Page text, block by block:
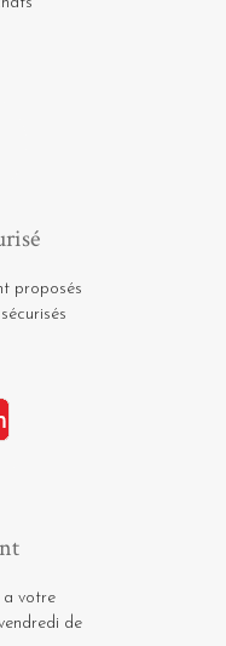
proposés
a votre
de